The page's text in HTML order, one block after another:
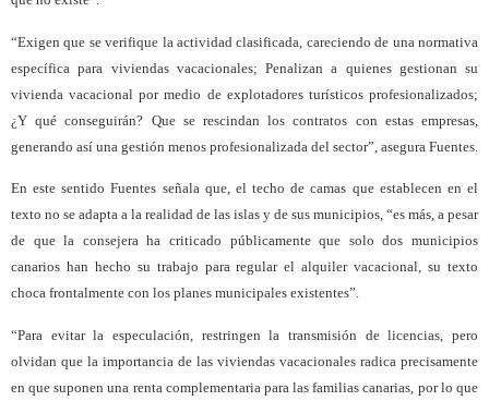
“Exigen que se verifique la actividad clasificada, careciendo de una normativa
específica para viviendas vacacionales; Penalizan a quienes gestionan su
vivienda vacacional por medio de explotadores turísticos profesionalizados;
¿Y qué conseguirán? Que se rescindan los contratos con estas empresas,
generando así una gestión menos profesionalizada del sector”, asegura Fuentes.
En este sentido Fuentes señala que, el techo de camas que establecen en el
texto no se adapta a la realidad de las islas y de sus municipios, “es más, a pesar
de que la consejera ha criticado públicamente que solo dos municipios
canarios han hecho su trabajo para regular el alquiler vacacional, su texto
choca frontalmente con los planes municipales existentes”.
“Para evitar la especulación, restringen la transmisión de licencias, pero
olvidan que la importancia de las viviendas vacacionales radica precisamente
en que suponen una renta complementaria para las familias canarias, por lo que